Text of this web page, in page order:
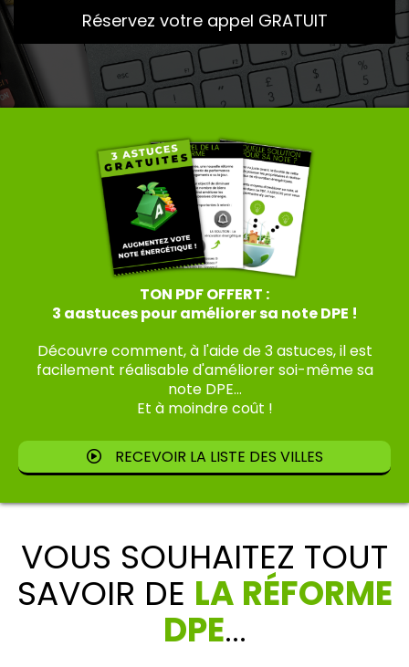
Réservez votre appel GRATUIT
TON PDF OFFERT :
3 aastuces pour améliorer sa note DPE !
Découvre comment, à l'aide de 3 astuces, il est
facilement réalisable d'améliorer soi-même sa
note DPE...
Et à moindre coût !
RECEVOIR LA LISTE DES VILLES
VOUS SOUHAITEZ TOUT
SAVOIR DE LA RÉFORME
DPE...